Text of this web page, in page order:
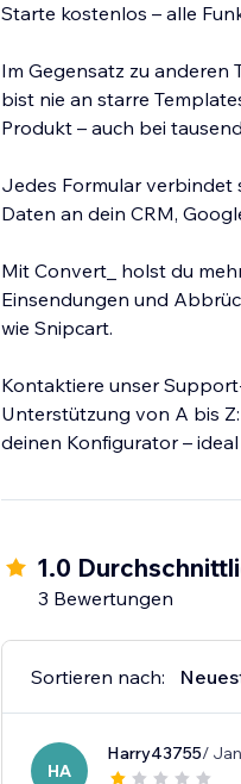
Starte kostenlos – alle
Im Gegensatz zu anderen
bist nie an starre
Produkt – auch bei
Jedes Formular verbindet
Daten an dein CRM,
Mit Convert_ holst du
Einsendungen und
wie Snipcart.
Kontaktiere unser
Unterstützung von A bis
deinen Konfigurator –
1.0
3 Bewertungen
Sortieren nach:
HA
Harry43755/